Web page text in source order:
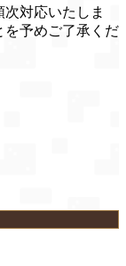
対応いたしま
を予めご了承くだ